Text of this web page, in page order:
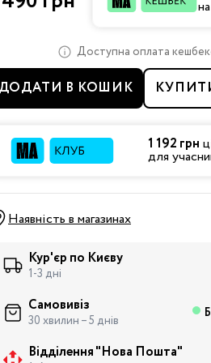
Доступна оплата
В КОШИК
1 192 грн
для
Наявність в магазинах
Кур'єр по Києву
1-3 дні
Самовивіз
30 хвилин – 5 днів
Відділення "Нова Пошта"